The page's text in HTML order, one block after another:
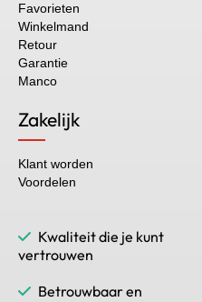
Favorieten
Winkelmand
Retour
Garantie
Manco
Zakelijk
Klant worden
Voordelen
Kwaliteit die je kunt
vertrouwen
Betrouwbaar en